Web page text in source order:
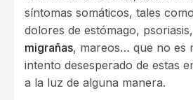
síntomas somáticos, tales
dolores de estómago,
migrañas, mareos… que no es
intento desesperado de estas
a la luz de alguna manera.